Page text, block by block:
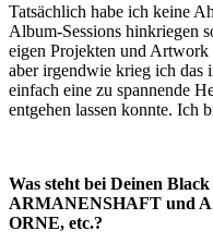
Tatsächlich habe ich keine
Album-Sessions hinkriegen
eigen Projekten und
aber irgendwie krieg ich
einfach eine zu spannende
entgehen lassen konnte. Ich
Was steht bei Deinen
ARMANENSHAFT und
ORNE, etc.?